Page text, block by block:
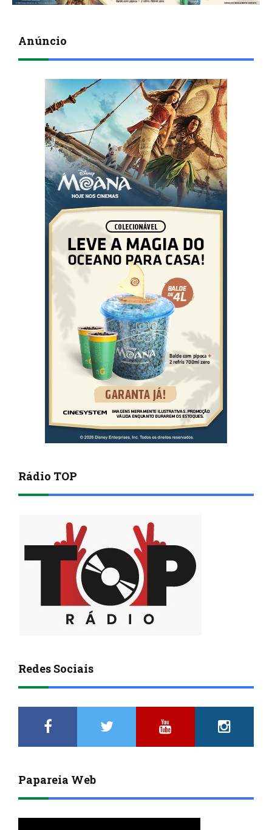
Anúncio
Rádio TOP
Redes Sociais
Papareia Web